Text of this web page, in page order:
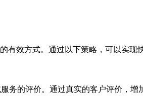
有效方式。通过以下策略，可以实现
务的评价。通过真实的客户评价，增